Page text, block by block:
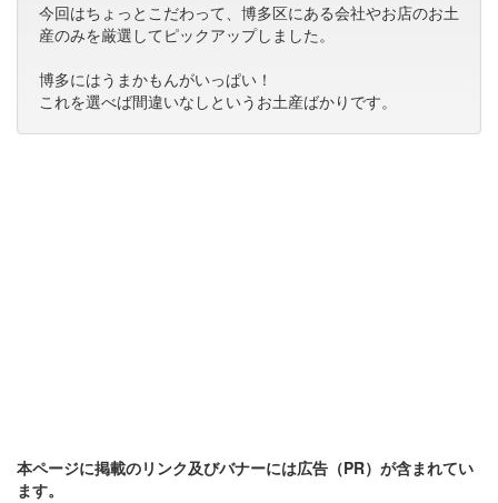
今回はちょっとこだわって、博多区にある会社やお店のお土
産のみを厳選してピックアップしました。
博多にはうまかもんがいっぱい！
これを選べば間違いなしというお土産ばかりです。
本ページに掲載のリンク及びバナーには広告（PR）が含まれてい
ます。